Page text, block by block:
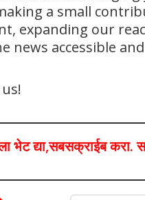
a small
expanding our
news accessible
भेट द्या,सबसक्राईब करा.